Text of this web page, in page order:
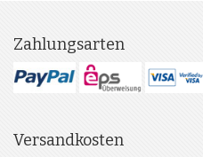
Zahlungsarten
Versandkosten